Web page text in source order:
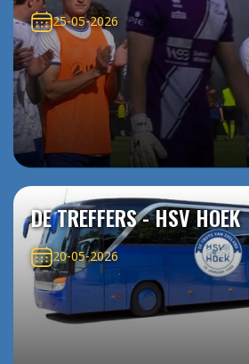
25-05-2026
DE TREFFERS - HSV HOEK
20-05-2026